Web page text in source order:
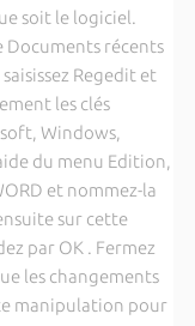
soit le logiciel.
Documents récents
Regedit et
les clés
Windows,
du menu Edition,
et nommez-la
sur cette
par OK . Fermez
les changements
manipulation pour